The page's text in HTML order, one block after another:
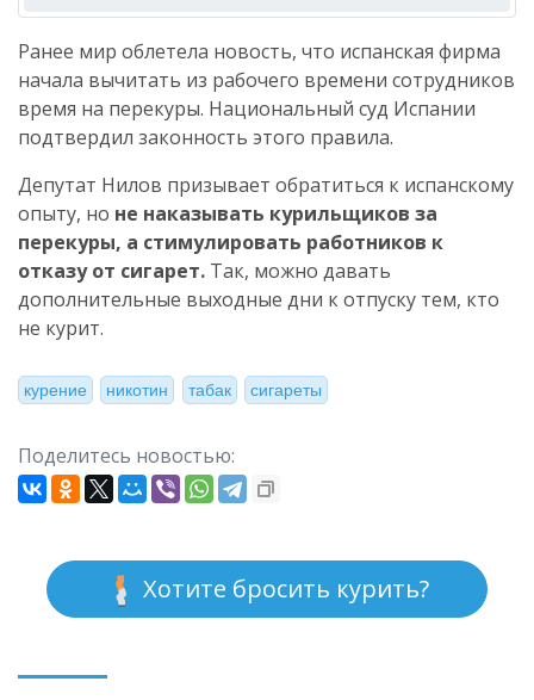
Ранее мир облетела новость, что испанская фирма
начала вычитать из рабочего времени сотрудников
время на перекуры. Национальный суд Испании
подтвердил законность этого правила.
Депутат Нилов призывает обратиться к испанскому
опыту, но не наказывать курильщиков за
перекуры, а стимулировать работников к
отказу от сигарет. Так, можно давать
дополнительные выходные дни к отпуску тем, кто
не курит.
курение никотин табак сигареты
Поделитесь новостью:
Хотите бросить курить?